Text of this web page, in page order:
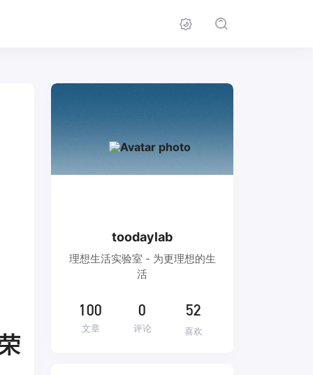
toodaylab
理想生活实验室 - 为更理想的生
活
100
文章
0
评论
52
喜欢